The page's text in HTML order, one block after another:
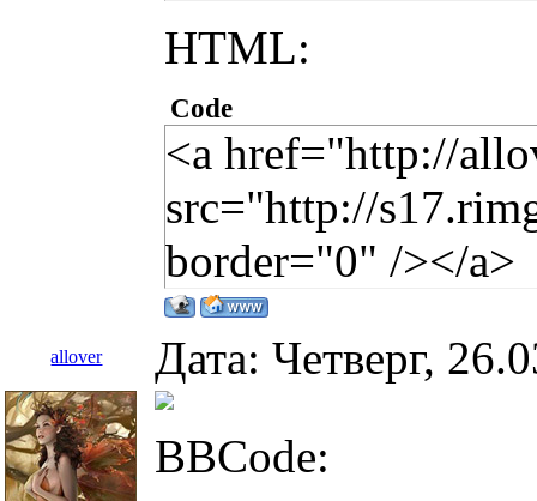
HTML:
Code
<a href="http://
src="http://
border="0" /></a>
allover Дата: Четверг,
BBCode: